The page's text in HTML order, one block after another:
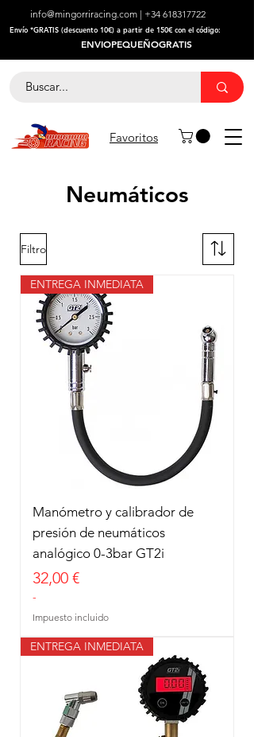
info@mingorriracing.com | +34 618317722
​Envío *GRATIS (descuento 10€) a partir de 150€ con el código:
ENVIOPEQUEÑOGRATIS
Favoritos
Neumáticos
Filtro
ENTREGA INMEDIATA
Manómetro y calibrador de
presión de neumáticos
analógico 0-3bar GT2i
Precio
32,00 €
-
Impuesto incluido
ENTREGA INMEDIATA